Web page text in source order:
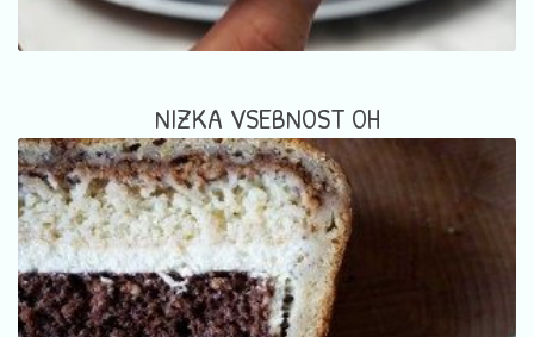
NIZKA VSEBNOST OH